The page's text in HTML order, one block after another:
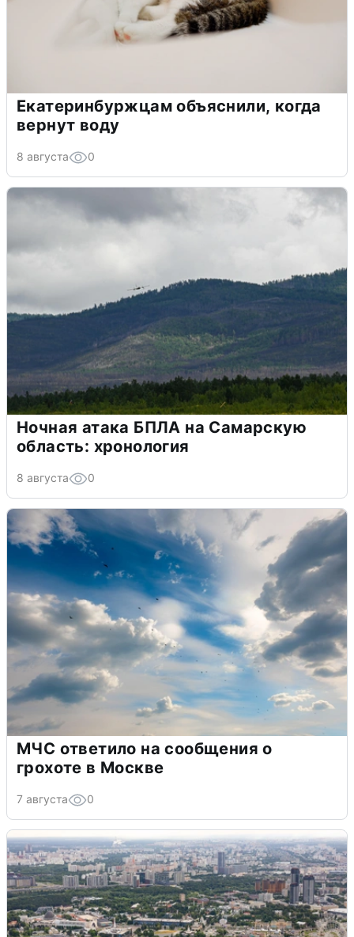
Екатеринбуржцам объяснили, когда
вернут воду
8 августа 0
Ночная атака БПЛА на Самарскую
область: хронология
8 августа 0
МЧС ответило на сообщения о
грохоте в Москве
7 августа 0